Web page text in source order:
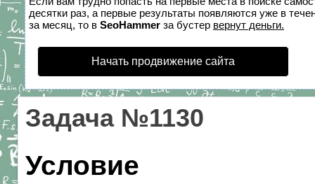
десятки раз, а первые результаты появляются уже в
за месяц, то в SeoHammer за бустер вернут деньги.
Начать продвижение сайта
Задача №1130
Условие